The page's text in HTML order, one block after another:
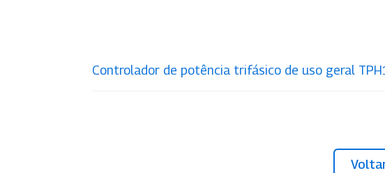
Controlador de potência trifásico de uso geral